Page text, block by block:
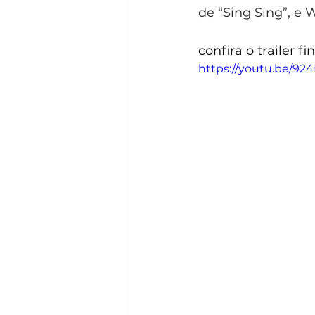
de “Sing Sing”, e
confira o trailer
https://youtu.be/